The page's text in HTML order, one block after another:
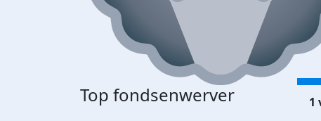
Top fondsenwerver 1